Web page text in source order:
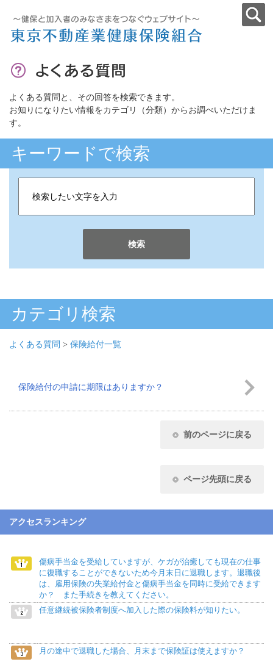
よくある質問と、その回答を検索できます。
お知りになりたい情報をカテゴリ（分類）からお調べいただけま
す。
キーワードで検索
検索
カテゴリ検索
よくある質問 > 保険給付一覧
保険給付の申請に期限はありますか？
前のページに戻る
ページ先頭に戻る
アクセスランキング
傷病手当金を受給していますが、ケガが治癒しても現在の仕事
に復職することができないため今月末日に退職します。退職後
は、雇用保険の失業給付金と傷病手当金を同時に受給できます
か？ また手続きを教えてください。
任意継続被保険者制度へ加入した際の保険料が知りたい。
月の途中で退職した場合、月末まで保険証は使えますか？